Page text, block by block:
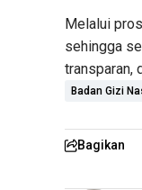
Melalui
sehingga
transparan,
Badan Gizi
Bagikan